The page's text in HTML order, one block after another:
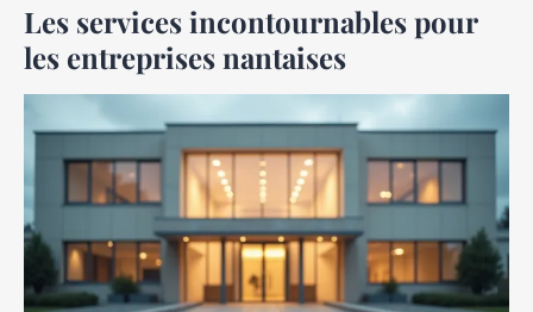
Les services incontournables pour
les entreprises nantaises